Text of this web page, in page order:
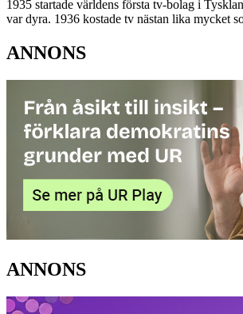
1935 startade världens första tv-bolag i
var dyra. 1936 kostade tv nästan lika mycket
ANNONS
ANNONS